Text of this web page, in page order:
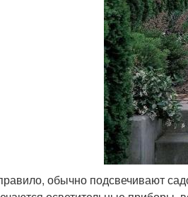
обычно подсвечивают